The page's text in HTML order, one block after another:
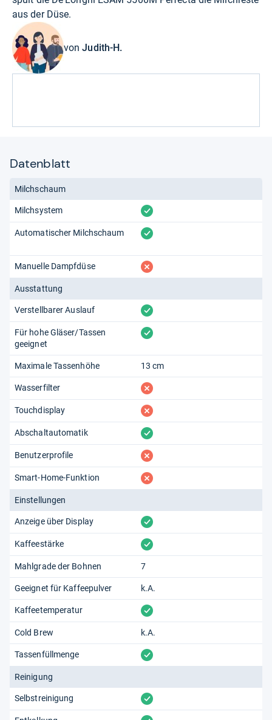
aus der Düse.
vonJudith-H.
Datenblatt
Milchschaum
Milchsystem vorhanden
Automatischer Milchschaum vorhanden
Manuelle Dampfdüse fehlt
Ausstattung
Verstellbarer Auslauf vorhanden
Für hohe Gläser/Tassen
geeignet
vorhanden
Maximale Tassenhöhe 13 cm
Wasserfilter fehlt
Touchdisplay fehlt
Abschaltautomatik vorhanden
Benutzerprofile fehlt
Smart-Home-Funktion fehlt
Einstellungen
Anzeige über Display vorhanden
Kaffeestärke vorhanden
Mahlgrade der Bohnen 7
Geeignet für Kaffeepulver k.A.
Kaffeetemperatur vorhanden
Cold Brew k.A.
Tassenfüllmenge vorhanden
Reinigung
Selbstreinigung vorhanden